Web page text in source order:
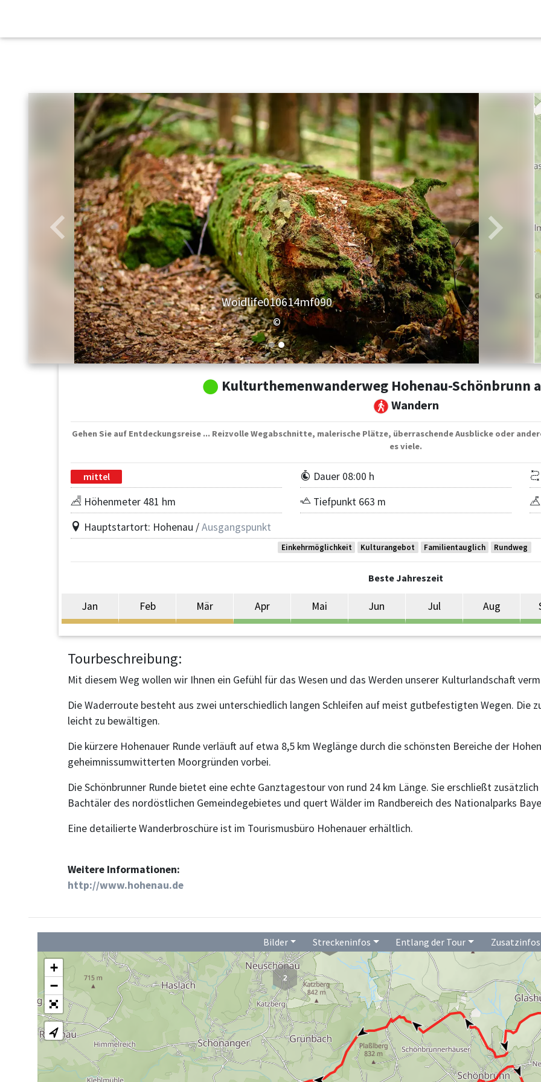
Woidlife010614mf096
©
Zurück Weiter
Kulturthemenwanderweg Hohenau-Schönbrunn
Wandern
Gehen Sie auf Entdeckungsreise ... Reizvolle Wegabschnitte, malerische Plätze, überraschende Ausblicke oder
es viele.
mittel Dauer 08:00 h
Höhenmeter 481 hm
Tiefpunkt 663 m
Hauptstartort: Hohenau /Ausgangspunkt
Einkehrmöglichkeit Kulturangebot Familientauglich Rundweg
Beste Jahreszeit
Jan Feb Mär Apr Mai Jun Jul Aug
Tourbeschreibung:
Mit diesem Weg wollen wir Ihnen ein Gefühl für das Wesen und das Werden unserer Kulturlandschaft
Die Waderroute besteht aus zwei unterschiedlich langen Schleifen auf meist gutbefestigten Wegen. Die
leicht zu bewältigen.
Die kürzere Hohenauer Runde verläuft auf etwa 8,5 km Weglänge durch die schönsten Bereiche der
geheimnissumwitterten Moorgründen vorbei.
Die Schönbrunner Runde bietet eine echte Ganztagestour von rund 24 km Länge. Sie erschließt
Bachtäler des nordöstlichen Gemeindegebietes und quert Wälder im Randbereich des Nationalparks
Eine detailierte Wanderbroschüre ist im Tourismusbüro Hohenauer erhältlich.
Weitere Informationen:
http://www.hohenau.de
Bilder Streckeninfos Entlang der Tour Zusatzinfos
2
20
+
−